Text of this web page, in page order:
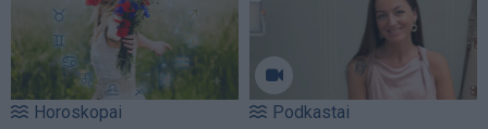
Horoskopai Podkastai